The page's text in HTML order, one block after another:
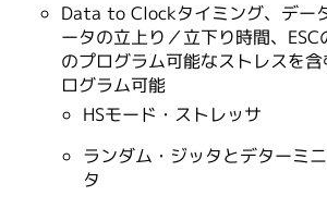
Data to Clockタイミング、デー
ータの立上り／立下り時間、
のプログラム可能なストレスを
ログラム可能
HSモード・ストレッサ
ランダム・ジッタとデターミ
タ